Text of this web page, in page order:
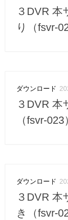
３DVR
り（fsvr-
ダウンロード
３DVR
（fsvr-
ダウンロード
３DVR
き（fsvr-